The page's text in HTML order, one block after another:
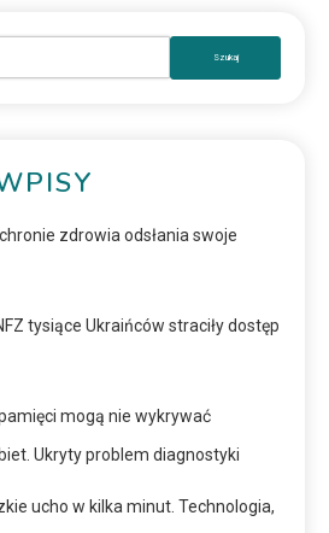
zdrowia odsłania swoje
tysiące Ukraińców straciły dostęp
mogą nie wykrywać
Ukryty problem diagnostyki
ucho w kilka minut. Technologia,